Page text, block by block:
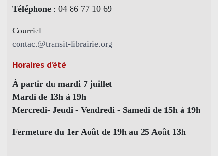
Téléphone : 04 86 77 10 69
Courriel
contact@transit-librairie.org
Horaires d’été
À partir du mardi 7 juillet
Mardi de 13h à 19h
Mercredi- Jeudi - Vendredi - Samedi de 15h à 19h
Fermeture du 1er Août de 19h au 25 Août 13h